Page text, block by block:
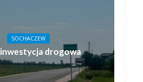
SOCHACZEW
drogowa